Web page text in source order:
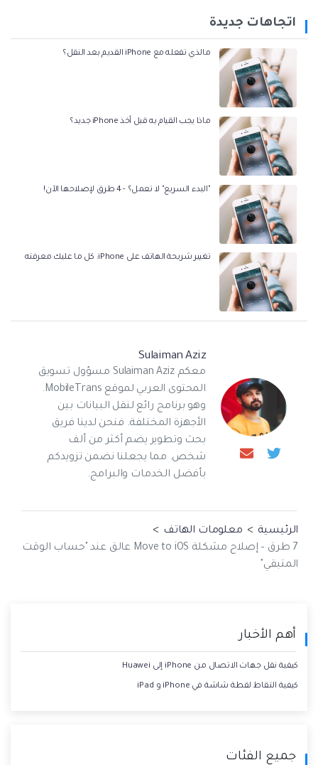
اتجاهات جديدة
مالذي تفعله مع iPhone القديم بعد النقل؟
ماذا يجب القيام به قبل أخذ iPhone جديد؟
"البدء السريع" لا تعمل؟ - 4 طرق لإصلاحها الآن!
تغيير شريحة الهاتف على iPhone: كل ما عليك معرفته
Sulaiman Aziz
معكم Sulaiman Aziz مسؤول تسويق
المحتوى العربي لموقع MobileTrans.
وهو برنامج رائع لنقل البيانات بين
الأجهزة المختلفة. فنحن لدينا فريق
بحث وتطوير يضم أكثر من ألف
شخص. مما يجعلنا نضمن تزويدكم
بأفضل الخدمات والبرامج.
الرئيسية > معلومات الهاتف >
7 طرق – إصلاح مشكلة Move to iOS عالق عند "حساب الوقت
المتبقي"
أهم الأخبار
كيفية نقل جهات الاتصال من iPhone إلى Huawei
كيفية التقاط لقطة شاشة في iPhone و iPad
جميع الفئات